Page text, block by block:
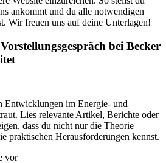
ankommt und du alle notwendigen
Wir freuen uns auf deine Unterlagen!
bei Becker
Entwicklungen im Energie- und
Lies relevante Artikel, Berichte oder
dass du nicht nur die Theorie
praktischen Herausforderungen kennst.
vor